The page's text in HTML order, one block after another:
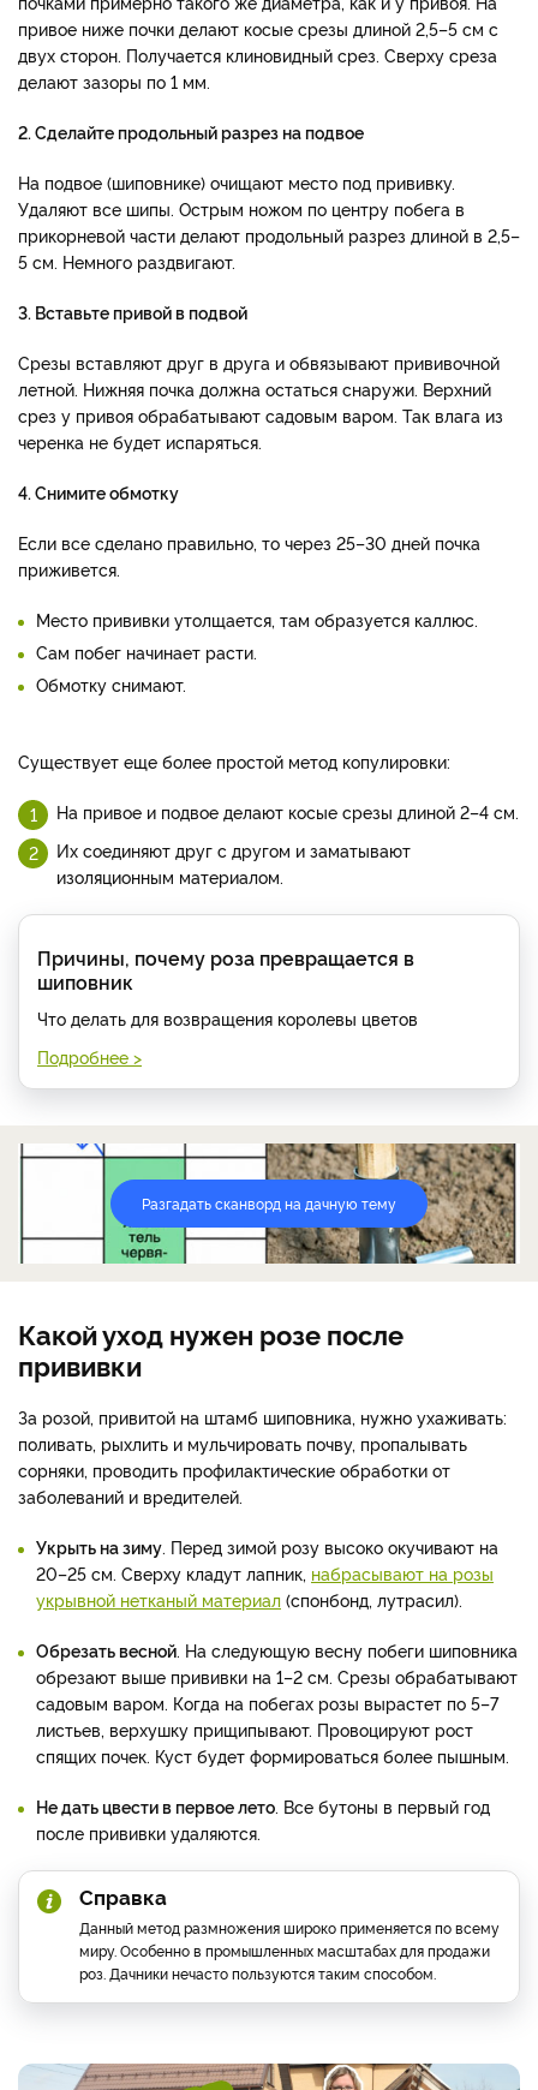
привое ниже почки делают косые срезы длиной 2,5–5 см с
двух сторон. Получается клиновидный срез. Сверху среза
делают зазоры по 1 мм.
2. Сделайте продольный разрез на подвое
На подвое (шиповнике) очищают место под прививку.
Удаляют все шипы. Острым ножом по центру побега в
прикорневой части делают продольный разрез длиной в 2,5–
5 см. Немного раздвигают.
3. Вставьте привой в подвой
Срезы вставляют друг в друга и обвязывают прививочной
летной. Нижняя почка должна остаться снаружи. Верхний
срез у привоя обрабатывают садовым варом. Так влага из
черенка не будет испаряться.
4. Снимите обмотку
Если все сделано правильно, то через 25–30 дней почка
приживется.
Место прививки утолщается, там образуется каллюс.
Сам побег начинает расти.
Обмотку снимают.
Существует еще более простой метод копулировки:
На привое и подвое делают косые срезы длиной 2–4 см.
Их соединяют друг с другом и заматывают
изоляционным материалом.
Причины, почему роза превращается в
шиповник
Что делать для возвращения королевы цветов
Подробнее >
Разгадать сканворд на дачную тему
Какой уход нужен розе после
прививки
За розой, привитой на штамб шиповника, нужно ухаживать:
поливать, рыхлить и мульчировать почву, пропалывать
сорняки, проводить профилактические обработки от
заболеваний и вредителей.
Укрыть на зиму. Перед зимой розу высоко окучивают на
20–25 см. Сверху кладут лапник, набрасывают на розы
укрывной нетканый материал (спонбонд, лутрасил).
Обрезать весной. На следующую весну побеги шиповника
обрезают выше прививки на 1–2 см. Срезы обрабатывают
садовым варом. Когда на побегах розы вырастет по 5–7
листьев, верхушку прищипывают. Провоцируют рост
спящих почек. Куст будет формироваться более пышным.
Не дать цвести в первое лето. Все бутоны в первый год
после прививки удаляются.
Справка
Данный метод размножения широко применяется по всему
миру. Особенно в промышленных масштабах для продажи
роз. Дачники нечасто пользуются таким способом.